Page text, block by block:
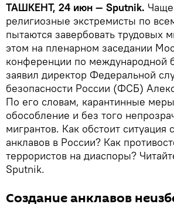
ТАШКЕНТ, 24 июн — Sputnik. Чаще
религиозные экстремисты по
пытаются завербовать трудовых
этом на пленарном заседании
конференции по международной
заявил директор Федеральной
безопасности России (ФСБ)
По его словам, карантинные
обособление и без того
мигрантов. Как обстоит
анклавов в России? Как
террористов на диаспоры?
Sputnik.
Создание анклавов